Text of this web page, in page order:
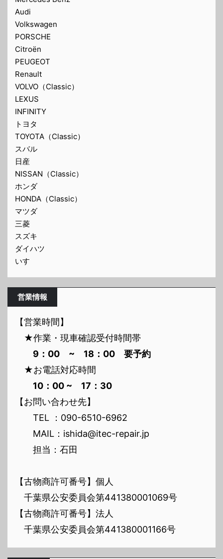
Audi
Volkswagen
PORSCHE
Citroën
PEUGEOT
Renault
VOLVO（Classic）
LEXUS
INFINITY
トヨタ
TOYOTA（Classic）
スバル
日産
NISSAN（Classic）
ホンダ
HONDA（Classic）
マツダ
三菱
スズキ
ダイハツ
いすゞ
営業情報
【営業時間】
★作業・現車確認受付時間帯
9：00 ~ 18：00 要予約
★お電話対応時間
10：00 ~ 17：30
【お問い合わせ先】
TEL ：090-6510-6962
MAIL：ishida@itec-repair.jp
担当：石田
【古物商許可番号】個人
千葉県公安委員会第441380001069号
【古物商許可番号】法人
千葉県公安委員会第441380001166号